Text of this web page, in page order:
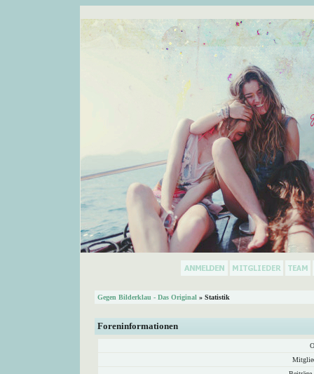
Gegen Bilderklau - Das Original » Statistik
Foreninformationen